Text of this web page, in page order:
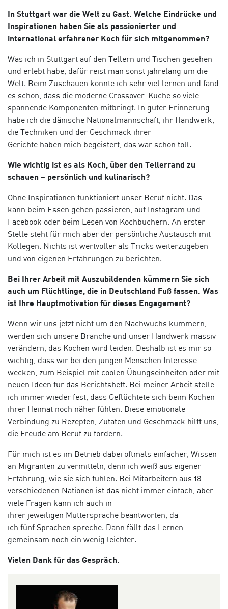
In Stuttgart war die Welt zu Gast. Welche Eindrücke und
Inspirationen haben Sie als passionierter und
international erfahrener Koch für sich mitgenommen?
Was ich in Stuttgart auf den Tellern und Tischen gesehen
und erlebt habe, dafür reist man sonst jahrelang um die
Welt. Beim Zuschauen konnte ich sehr viel lernen und fand
es schön, dass die moderne Crossover-Küche so viele
spannende Komponenten mitbringt. In guter Erinnerung
habe ich die dänische Nationalmannschaft ihr Handwerk,
die Techniken und der Geschmack ihrer
Gerichte haben mich begeistert, das war schon toll.
Wie wichtig ist es als Koch, über den Tellerrand zu
schauen – persönlich und kulinarisch?
Ohne Inspirationen funktioniert unser Beruf nicht. Das
kann beim Essen gehen passieren, auf Instagram und
Facebook oder beim Lesen von Kochbüchern. An erster
Stelle steht für mich aber der persönliche Austausch mit
Kollegen. Nichts ist wertvoller als Tricks weiterzugeben
und von eigenen Erfahrungen zu berichten.
Bei Ihrer Arbeit mit Auszubildenden kümmern Sie sich
auch um Flüchtlinge, die in Deutschland Fuß fassen. Was
ist Ihre Hauptmotivation für dieses Engagement?
Wenn wir uns jetzt nicht um den Nachwuchs kümmern,
werden sich unsere Branche und unser Handwerk massiv
verändern, das Kochen wird leiden. Deshalb ist es mir so
wichtig, dass wir bei den jungen Menschen Interesse
wecken, zum Beispiel mit coolen Übungseinheiten oder mit
neuen Ideen für das Berichtsheft. Bei meiner Arbeit stelle
ich immer wieder fest, dass Geflüchtete sich beim Kochen
ihrer Heimat noch näher fühlen. Diese emotionale
Verbindung zu Rezepten, Zutaten und Geschmack hilft uns
die Freude am Beruf zu fördern.
Für mich ist es im Betrieb dabei oftmals einfacher, Wissen
an Migranten zu vermitteln , denn ich weiß aus eigener
Erfahrung, wie sie sich fühlen. Bei Mitarbeitern aus 18
verschiedenen Nationen ist das nicht immer einfach, aber
viele Fragen kann ich auch in
ihrer jeweiligen Muttersprache beantworten, da
ich fünf Sprachen spreche. Dann fällt das Lernen
gemeinsam noch ein wenig leichter.
Vielen Dank für das Gespräch.